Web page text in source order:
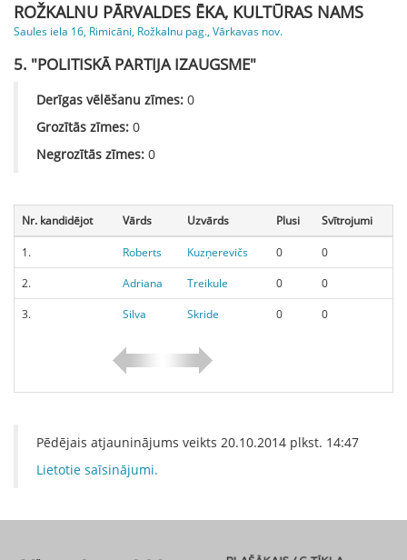
ROŽKALNU PĀRVALDES ĒKA, KULTŪRAS NAMS
Saules iela 16, Rimicāni, Rožkalnu pag., Vārkavas nov.
5. "POLITISKĀ PARTIJA IZAUGSME"
Derīgas vēlēšanu zīmes: 0
Grozītās zīmes: 0
Negrozītās zīmes: 0
Nr. kandidējot Vārds Uzvārds Plusi Svītrojumi
1. Roberts Kuzņerevičs 0
0
2.
Adriana Treikule 0
0
3.
Silva Skride 0 0
Pēdējais atjauninājums veikts 20.10.2014 plkst. 14:47
Lietotie saīsinājumi.